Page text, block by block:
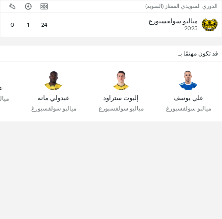
الدوري السويدي الممتاز (السويد)
ميالبو سولفسبورغ
2025
24
1
0
قد تكون مهتمًا بـ
علي يوسف
ميالبو سولفسبورغ
إليوت ستراود
ميالبو سولفسبورغ
عبدولي مانه
ميالبو سولفسبورغ